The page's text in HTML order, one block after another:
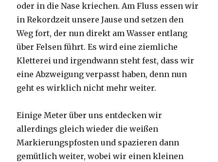
oder in die Nase kriechen. Am Fluss essen wir
in Rekordzeit unsere Jause und setzen den
Weg fort, der nun direkt am Wasser entlang
über Felsen führt. Es wird eine ziemliche
Kletterei und irgendwann steht fest, dass wir
eine Abzweigung verpasst haben, denn nun
geht es wirklich nicht mehr weiter.
Einige Meter über uns entdecken wir
allerdings gleich wieder die weißen
Markierungspfosten und spazieren dann
gemütlich weiter, wobei wir einen kleinen